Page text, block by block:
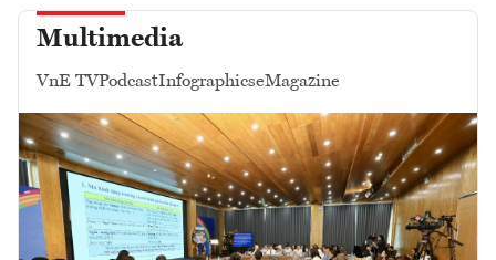
Multimedia
VnE TVPodcastInfographicseMagazine